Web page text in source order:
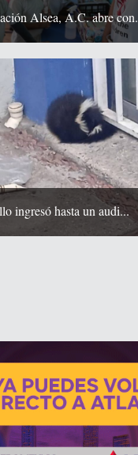
Alsea, A.C. abre
ingresó hasta un audi...